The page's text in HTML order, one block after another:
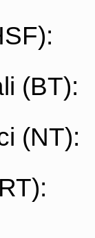
(BT):
(NT):